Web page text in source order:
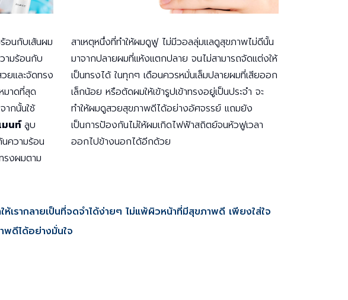
อนกับเส้นผม
ามร้อนกับ
ยและจัดทรง
มาดที่สุด
กนั้นใช้
มนท์ลูบ
ความร้อน
รงผมตาม
สาเหตุหนึ่งที่ทำให้ผมดูฟู ไม่มีวอลลุ่มแลดูสุขภาพไม่ดีนั้น
มาจากปลายผมที่แห้งแตกปลาย จนไม่สามารถจัดแต่งให้
เป็นทรงได้ ในทุกๆ เดือนควรหมั่นเล็มปลายผมที่เสียออก
เล็กน้อย หรือตัดผมให้เข้ารูปเข้าทรงอยู่เป็นประจำ จะ
ทำให้ผมดูสวยสุขภาพดีได้อย่างอัศจรรย์ แถมยัง
เป็นการป้องกันไม่ให้ผมเกิดไฟฟ้าสถิตย์จนหัวฟูเวลา
ออกไปข้างนอกได้อีกด้วย
เรากลายเป็นที่จดจำได้ง่ายๆ ไม่แพ้ผิวหน้าที่มีสุขภาพดี เพียงใส่ใจ
พดีได้อย่างมั่นใจ